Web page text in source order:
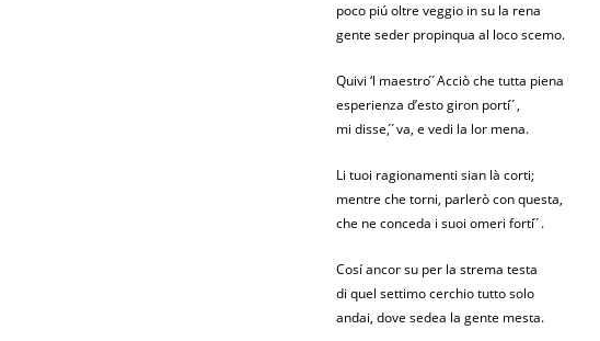
poco piú oltre veggio in su la rena
gente seder propinqua al loco scemo.
Quivi ‘l maestro ́ ́Acciò che tutta piena
esperienza d’esto giron porti ́ ́,
mi disse, ́ ́va, e vedi la lor mena.
Li tuoi ragionamenti sian là corti;
mentre che torni, parlerò con questa,
che ne conceda i suoi omeri forti ́ ́.
Cosí ancor su per la strema testa
di quel settimo cerchio tutto solo
andai, dove sedea la gente mesta.